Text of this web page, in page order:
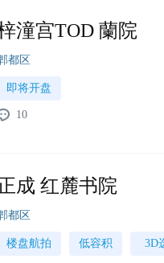
潼宫TOD 蘭院
都区
即将开盘
10
成 红麓书院
都区
楼盘航拍 低容积 3D